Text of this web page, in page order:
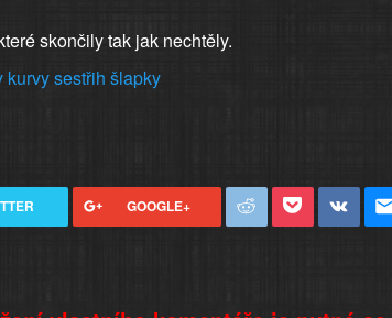
skončily tak jak nechtěly.
kurvysestřih šlapky
GOOGLE+